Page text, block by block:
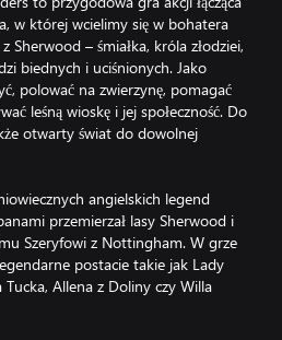
w której wcielimy się w bohatera
Sherwood – śmiałka, króla złodziei,
biednych i uciśnionych. Jako
polować na zwierzynę, pomagać
leśną wioskę i jej społeczność. Do
otwarty świat do dowolnej
angielskich legend
przemierzał lasy Sherwood i
Szeryfowi z Nottingham. W grze
postacie takie jak Lady
Allena z Doliny czy Willa